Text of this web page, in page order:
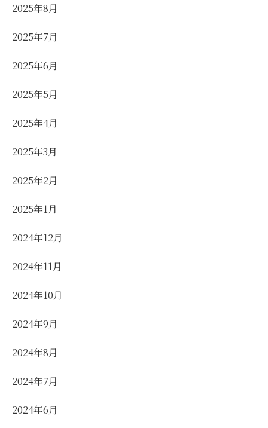
2025年8月
2025年7月
2025年6月
2025年5月
2025年4月
2025年3月
2025年2月
2025年1月
2024年12月
2024年11月
2024年10月
2024年9月
2024年8月
2024年7月
2024年6月